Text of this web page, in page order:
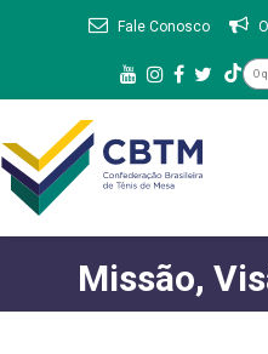
Fale Conosco
Missão,